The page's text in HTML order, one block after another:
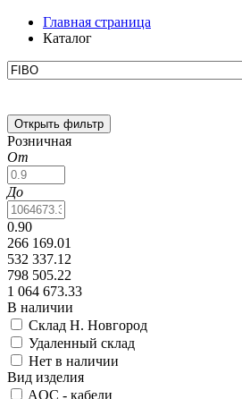
Главная страница
Каталог
Открыть фильтр
Розничная
От
До
0.90
266 169.01
532 337.12
798 505.22
1 064 673.33
В наличии
Склад Н. Новгород
Удаленный склад
Нет в наличии
Вид изделия
AOC - кабели